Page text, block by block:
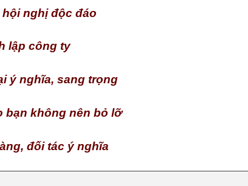
nghị độc đáo
lập công ty
ý nghĩa, sang trọng
bạn không nên bỏ lỡ
đối tác ý nghĩa